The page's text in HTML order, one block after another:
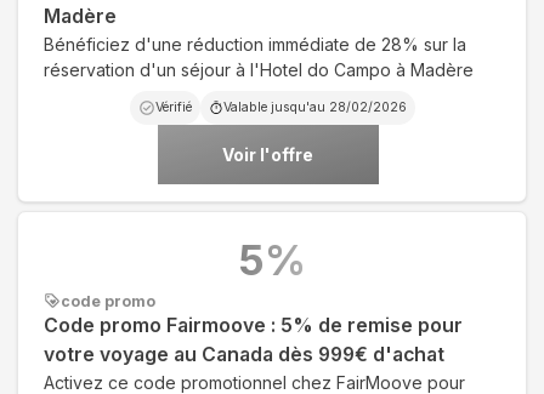
Madère
Bénéficiez d'une réduction immédiate de 28% sur la
réservation d'un séjour à l'Hotel do Campo à Madère
Vérifié Valable jusqu'au 28/02/2026
Voir l'offre
code promo
Code promo Fairmoove : 5% de remise pour
votre voyage au Canada dès 999€ d'achat
Activez ce code promotionnel chez FairMoove pour
5%